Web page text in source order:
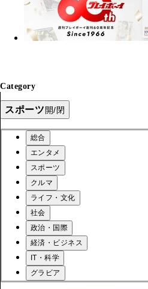
Category
スポーツ開/閉
総合
エンタメ
スポーツ
クルマ
ライフ・文化
社会
政治・国際
経済・ビジネス
IT・科学
グラビア